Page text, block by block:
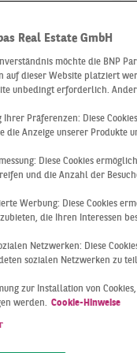
können Sie Ihre
aktuellen
Ihnen regelmäßig
sowie
Real Estate GmbH
möchte die BNP
auf dieser Website platziert
unbedingt erforderlich.
Ihrer Präferenzen: Diese
die Anzeige unserer Produkte
Diese Cookies
und die Anzahl der
Werbung: Diese Cookies
die Ihren Interessen
Netzwerken: Diese
sozialen Netzwerken zu
zur Installation von
werden. Cookie-Hinweise